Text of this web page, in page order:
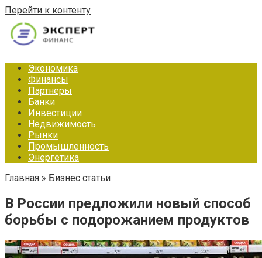
Перейти к контенту
Экономика
Финансы
Партнеры
Банки
Инвестиции
Недвижимость
Рынки
Промышленность
Энергетика
Главная » Бизнес статьи
В России предложили новый способ
борьбы с подорожанием продуктов